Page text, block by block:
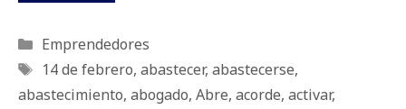
Categorías
Emprendedores
Etiquetas
14 de febrero, abastecer, abastecerse,
abastecimiento, abogado, Abre, acorde, activar,